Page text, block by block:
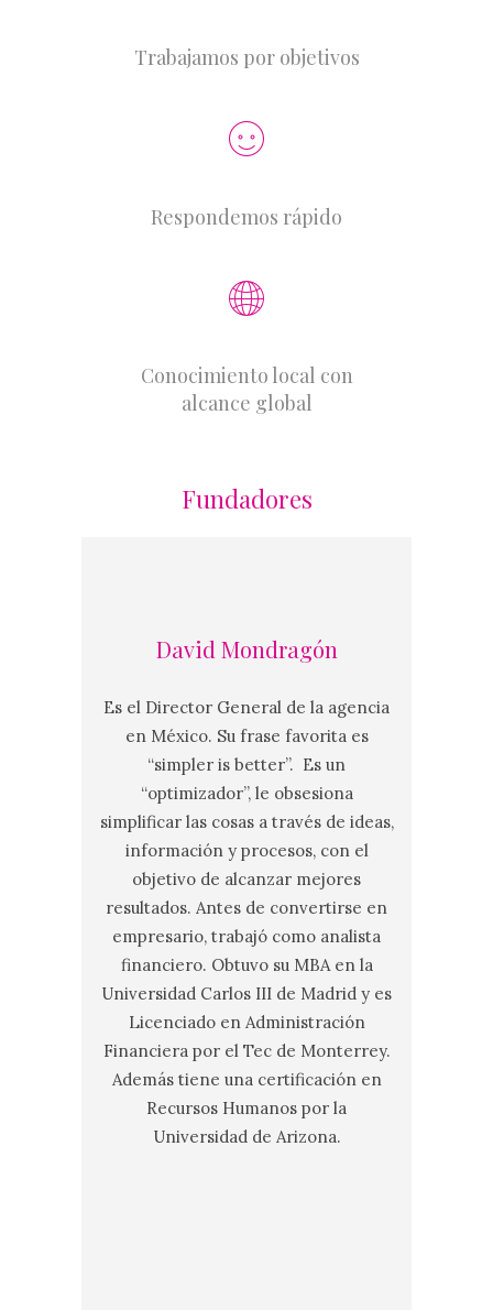
Trabajamos por objetivos
Respondemos rápido
Conocimiento local con
alcance global
Fundadores
David Mondragón
Es el Director General de la agencia
en México. Su frase favorita es
“simpler is better”. Es un
“optimizador”, le obsesiona
simplificar las cosas a través de ideas,
información y procesos, con el
objetivo de alcanzar mejores
resultados. Antes de convertirse en
empresario, trabajó como analista
financiero. Obtuvo su MBA en la
Universidad Carlos III de Madrid y es
Licenciado en Administración
Financiera por el Tec de Monterrey.
Además tiene una certificación en
Recursos Humanos por la
Universidad de Arizona.